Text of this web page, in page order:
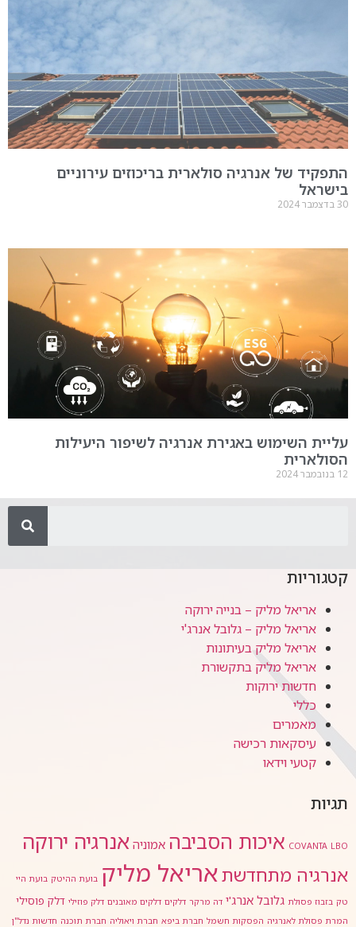
התפקיד של אנרגיה סולארית בריכוזים עירוניים
בישראל
30 בדצמבר 2024
עליית השימוש באגירת אנרגיה לשיפור היעילות
הסולארית
12 בנובמבר 2024
קטגוריות
אריאל מליק – בנייה ירוקה
אריאל מליק – גלובל אנרג'י
אריאל מליק בעיתונות
אריאל מליק בתקשורת
חדשות ירוקות
כללי
מאמרים
עיסקאות רכישה
קטעי וידאו
תגיות
COVANTA LBO איכות הסביבה אמוניה אנרגיה ירוקה
אנרגיה מתחדשתאריאל מליק בועת ההיטק בועת היי
טק בזבוז פסולת גלובל אנרג'י דה מרקר דלקים דלקים מאובנים דלק פוזילי דלק פוסילי
המרת פסולת לאנרגיה הפסקות חשמל חברת ביפא חברת ויאוליה חברת תוכנה חדשות נדל"ן